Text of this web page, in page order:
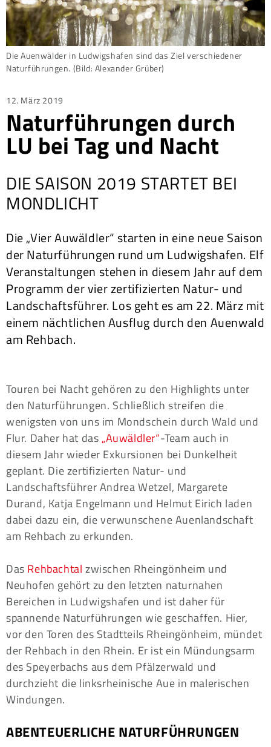
Die Auenwälder in Ludwigshafen sind das Ziel verschiedener
Naturführungen. (Bild: Alexander Grüber)
Posted
on
12. März 2019
Naturführungen durch
LU bei Tag und Nacht
DIE SAISON 2019 STARTET BEI
MONDLICHT
Die „Vier Auwäldler“ starten in eine neue Saison
der Naturführungen rund um Ludwigshafen. Elf
Veranstaltungen stehen in diesem Jahr auf dem
Programm der vier zertifizierten Natur- und
Landschaftsführer. Los geht es am 22. März mit
einem nächtlichen Ausflug durch den Auenwald
am Rehbach.
Touren bei Nacht gehören zu den Highlights unter
den Naturführungen. Schließlich streifen die
wenigsten von uns im Mondschein durch Wald und
Flur. Daher hat das„Auwäldler“-Team auch in
diesem Jahr wieder Exkursionen bei Dunkelheit
geplant. Die zertifizierten Natur- und
Landschaftsführer Andrea Wetzel, Margarete
Durand, Katja Engelmann und Helmut Eirich laden
dabei dazu ein, die verwunschene Auenlandschaft
am Rehbach zu erkunden.
Das Rehbachtal zwischen Rheingönheim und
Neuhofen gehört zu den letzten naturnahen
Bereichen in Ludwigshafen und ist daher für
spannende Naturführungen wie geschaffen. Hier,
vor den Toren des Stadtteils Rheingönheim, mündet
der Rehbach in den Rhein. Er ist ein Mündungsarm
des Speyerbachs aus dem Pfälzerwald und
durchzieht die linksrheinische Aue in malerischen
Windungen.
ABENTEUERLICHE NATURFÜHRUNGEN